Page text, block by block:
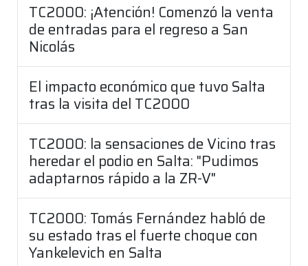
TC2000: ¡Atención! Comenzó la venta
de entradas para el regreso a San
Nicolás
El impacto económico que tuvo Salta
tras la visita del TC2000
TC2000: la sensaciones de Vicino tras
heredar el podio en Salta: "Pudimos
adaptarnos rápido a la ZR-V"
TC2000: Tomás Fernández habló de
su estado tras el fuerte choque con
Yankelevich en Salta